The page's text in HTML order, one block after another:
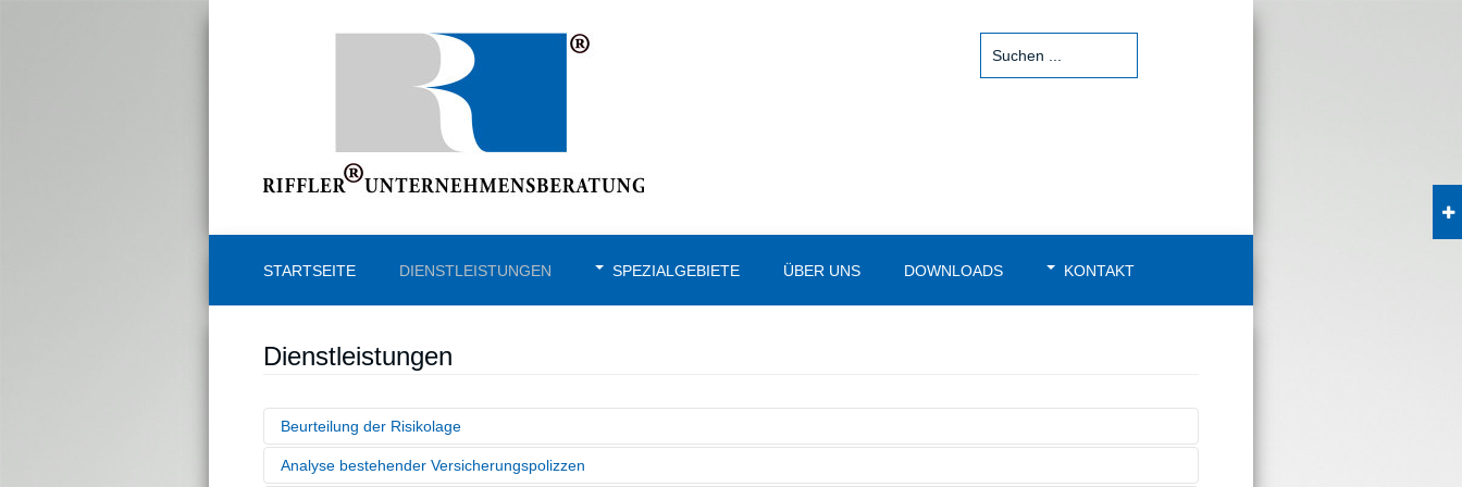
STARTSEITE DIENSTLEISTUNGEN SPEZIALGEBIETE ÜBER UNS DOWNLOADS KONTAKT
Dienstleistungen
Beurteilung der Risikolage
Analyse bestehender Versicherungspolizzen